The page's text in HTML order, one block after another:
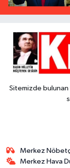
Sitemizde bulunan
Merkez
Merkez Hava